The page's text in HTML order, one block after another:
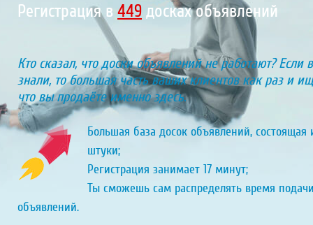
Регистрация в 470 досках объявлений
Кто сказал, что доски объявлений не работают? Если
знали, то большая часть ваших клиентов как раз и
что вы продаёте именно здесь.
Большая база досок объявлений, состоящая
штуки;
Регистрация занимает 17 минут;
Ты сможешь сам распределять время
объявлений.